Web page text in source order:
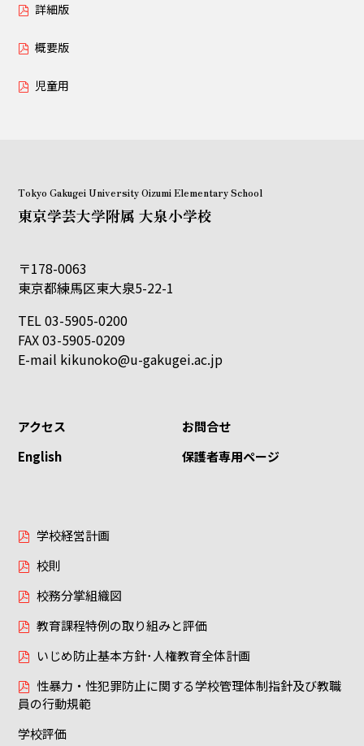
詳細版
概要版
児童用
Tokyo Gakugei University Oizumi Elementary School
東京学芸大学附属 大泉小学校
〒178-0063
東京都練馬区東大泉5-22-1
TEL 03-5905-0200
FAX 03-5905-0209
E-mail kikunoko@u-gakugei.ac.jp
アクセス
お問合せ
English
保護者専用ページ
学校経営計画
校則
校務分掌組織図
教育課程特例の取り組みと評価
いじめ防止基本方針･人権教育全体計画
性暴力・性犯罪防止に関する学校管理体制指針及び教職
員の行動規範
学校評価